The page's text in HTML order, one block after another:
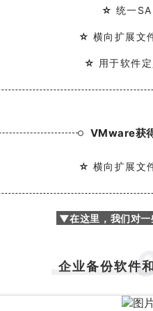
☆ 统一
☆ 横向扩展文
☆ 用于软件
VMware获
☆ 横向扩展文
▼在这里，我们对
企业备份软件